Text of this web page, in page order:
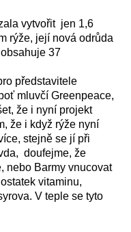
vytvořit jen 1,6
rýže, její nová odrůda
37
představitele
mluvčí Greenpeace,
že i nyní projekt
že i když rýže nyní
stejně se jí při
doufejme, že
nebo Barmy vnucovat
vitaminu,
V teple se tyto